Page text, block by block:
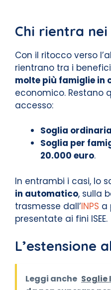
Chi rientra
Con il ritocco verso
rientrano tra i
molte più famiglie in
economico. Restano
accesso:
Soglia ordinaria
Soglia per
20.000 euro.
In entrambi i casi, lo
in automatico, sulla
trasmesse dall’INPS a
presentate ai fini ISEE.
L’estensione
Leggi anche Soglie